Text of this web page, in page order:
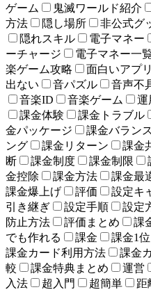
ゲーム
鬼滅ワールド紹介
方法
隠し場所 非公式グ
隠れスキル
電子マネー
ーチャージ
電子マネー一
楽ゲーム攻略
面白いアプリ
出ない
音パズル 音声不
音楽ID
音楽ゲーム 運
課金体験
課金トラブル
金パッケージ
課金バランス
ング
課金リターン 課金
断
課金制度 課金制限
金控除
課金方法 課金最
課金爆上げ
評価 設定キ
引き継ぎ
設定手順 設定
防止方法
評価まとめ 課
でも作れる
課金 課金1位
課金カード利用方法
課金
較
課金特典まとめ 運営
入法
超入門 超簡単 距